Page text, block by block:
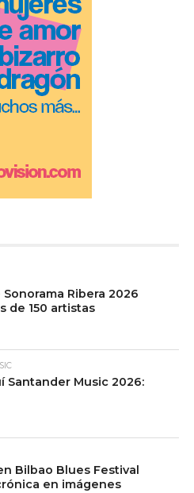
Ribera 2026
de 150 artistas
Santander Music 2026:
Bilbao Blues Festival
en imágenes